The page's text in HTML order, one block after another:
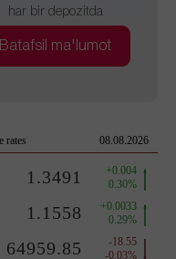
har bir depozitda
Batafsil ma'lumot